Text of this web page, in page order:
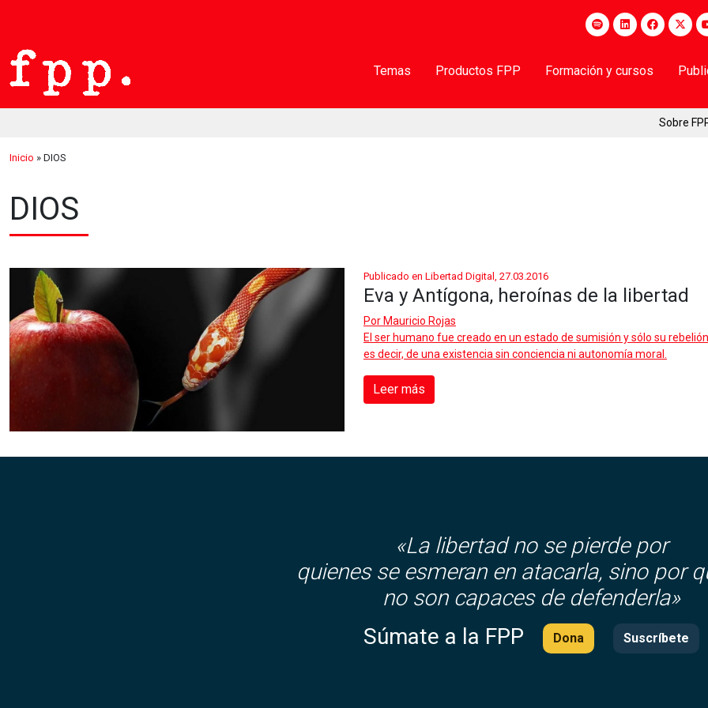
Temas Productos FPP Formación y cursos
Sobre
Inicio » DIOS
DIOS
Publicado en Libertad Digital, 27.03.2016
Eva y Antígona, heroínas de la libertad
Por Mauricio Rojas
El ser humano fue creado en un estado de sumisión y sólo su
es decir, de una existencia sin conciencia ni autonomía moral.
Leer más
«La libertad no se pierde por
quienes se esmeran en atacarla, sino por
no son capaces de defenderla»
Súmate a la FPP
Dona Suscríbete